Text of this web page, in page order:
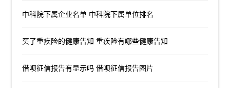
中科院下属企业名单 中科院下属单位排名
买了重疾险的健康告知 重疾险有哪些健康告知
借呗征信报告有显示吗 借呗征信报告图片